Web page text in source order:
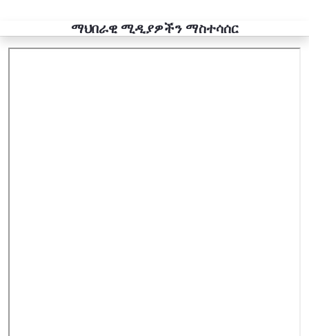
ማህበራዊ ሚዲያዎችን ማስተሳሰር